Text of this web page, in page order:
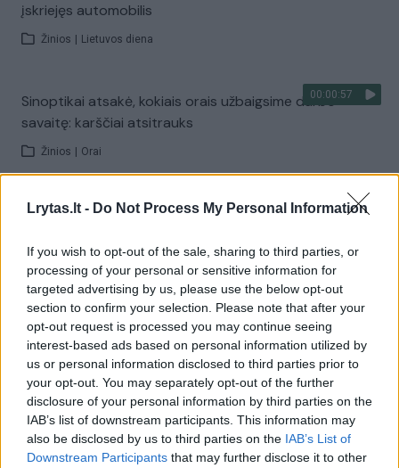
Lrytas.lt - Do Not Process My Personal Information
If you wish to opt-out of the sale, sharing to third parties, or
processing of your personal or sensitive information for
targeted advertising by us, please use the below opt-out
section to confirm your selection. Please note that after your
opt-out request is processed you may continue seeing
interest-based ads based on personal information utilized by
us or personal information disclosed to third parties prior to
your opt-out. You may separately opt-out of the further
disclosure of your personal information by third parties on the
IAB’s list of downstream participants. This information may
also be disclosed by us to third parties on the IAB’s List of
Downstream Participants that may further disclose it to other
įskriejęs automobilis
Žinios Lietuvos diena
00:00:57
Sinoptikai atsakė, kokiais orais užbaigsime darbo
savaitę: karščiai atsitrauks
Žinios Orai
Visi įrašai
Žiūrimiausi įrašai
00:00:30
Vaizdai iš tragiškos avarijos Vilniaus r.: dviejų moterų ir
vaiko gyvybių išgelbėti nepavyko
Lietuvos diena
00:00:57